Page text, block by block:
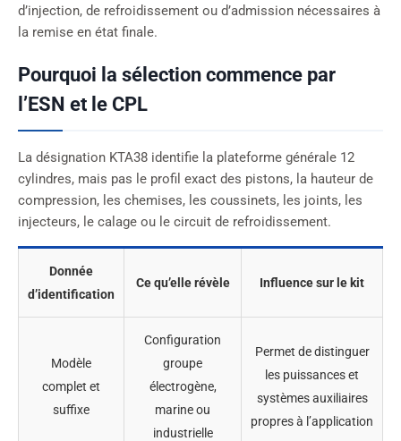
d’injection, de refroidissement ou d’admission nécessaires à
la remise en état finale.
Pourquoi la sélection commence par
l’ESN et le CPL
La désignation KTA38 identifie la plateforme générale 12
cylindres, mais pas le profil exact des pistons, la hauteur de
compression, les chemises, les coussinets, les joints, les
injecteurs, le calage ou le circuit de refroidissement.
Donnée
d’identification
Ce qu’elle révèle Influence sur le kit
Modèle
complet et
suffixe
Configuration
groupe
électrogène,
marine ou
industrielle
Permet de distinguer
les puissances et
systèmes auxiliaires
propres à l’application